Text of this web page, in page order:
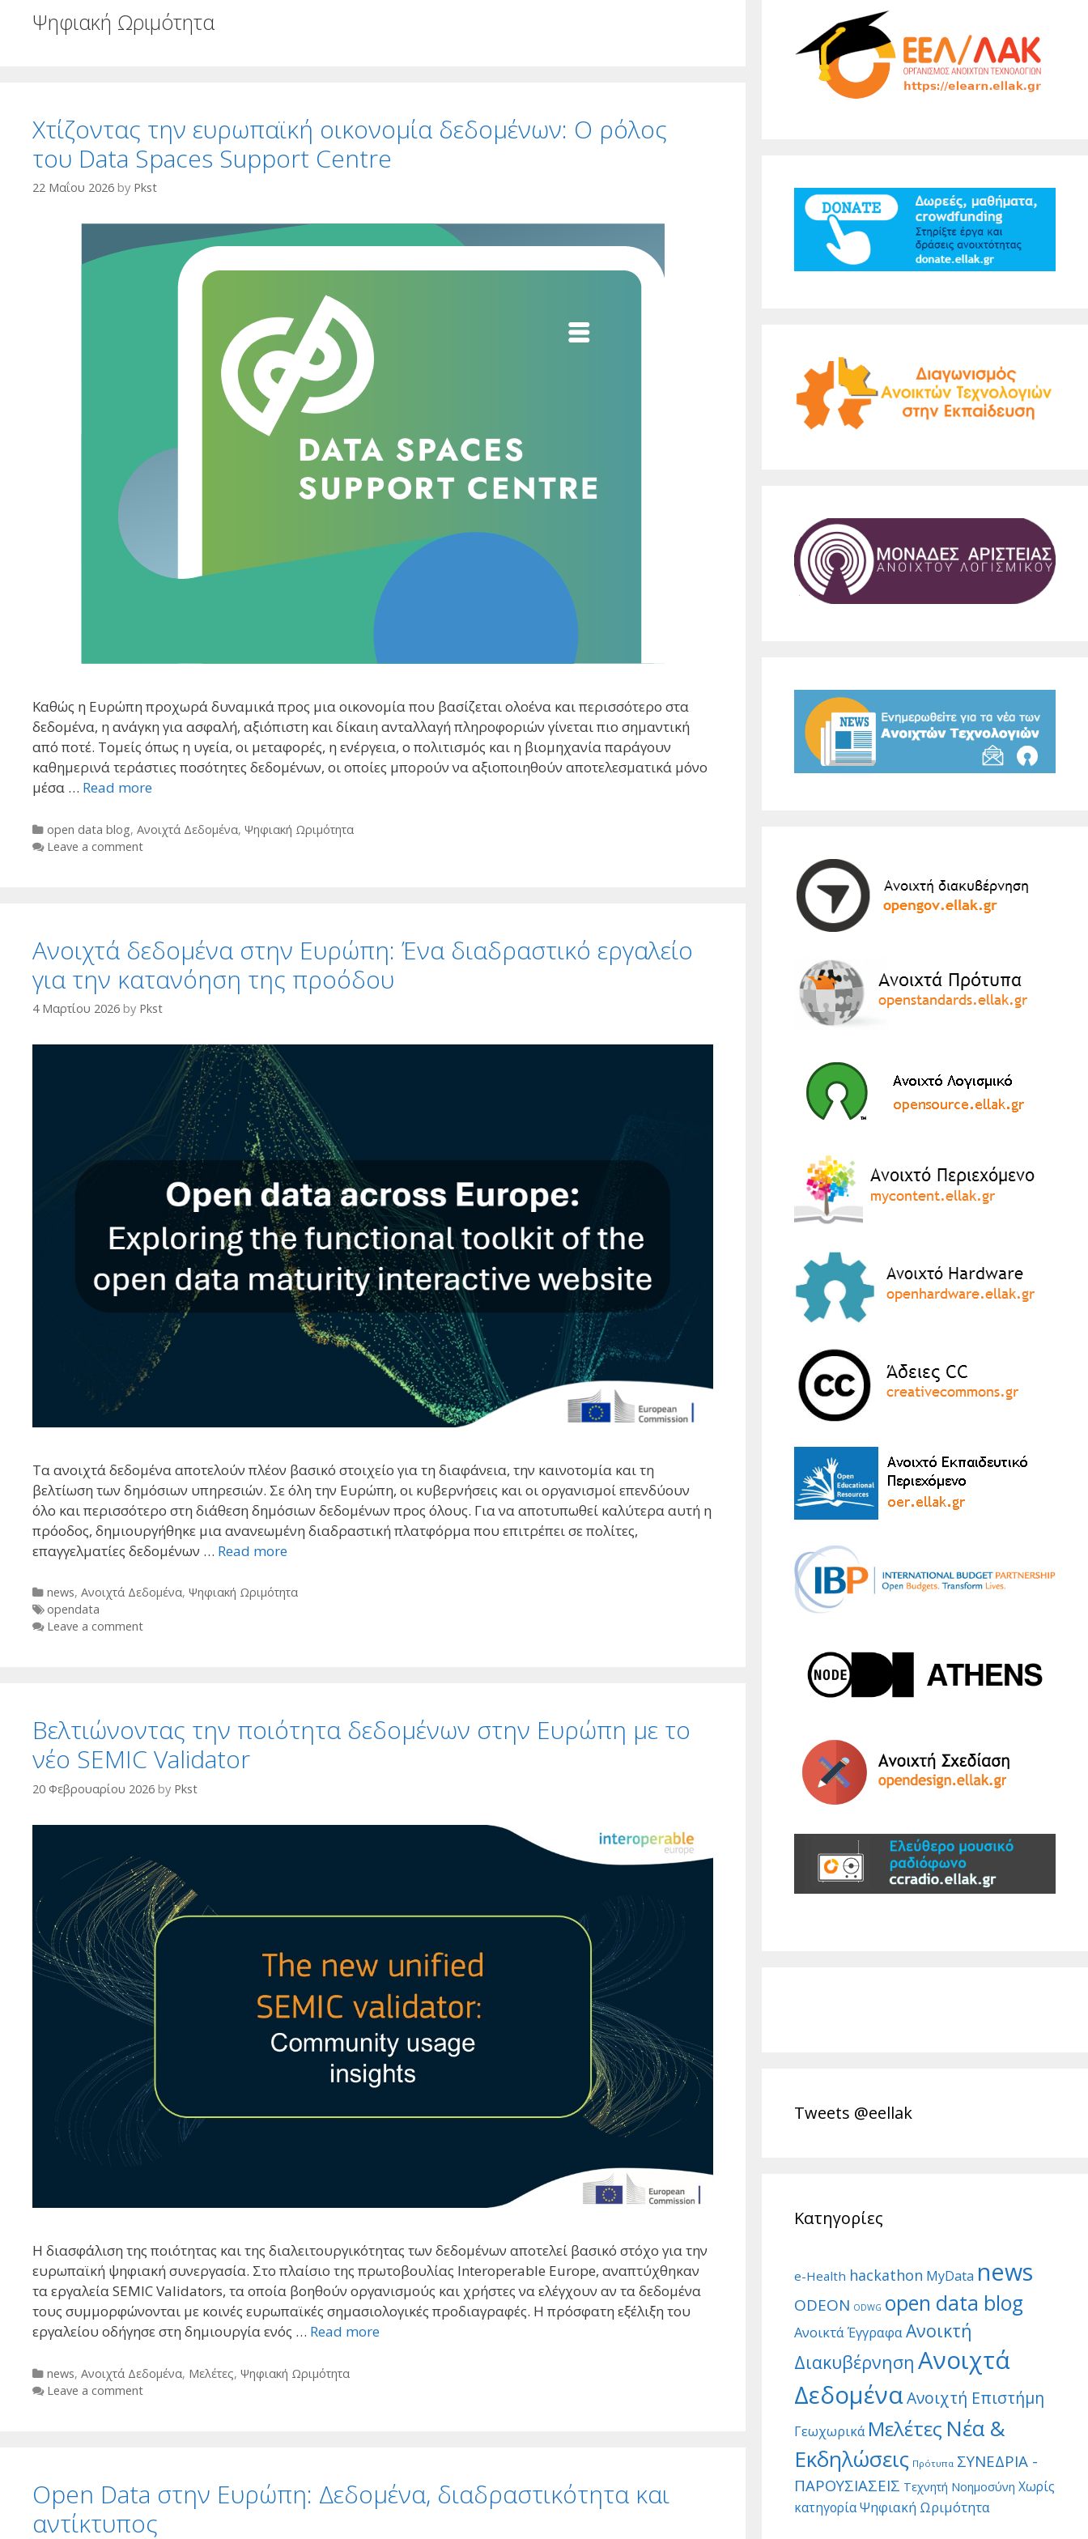
Ψηφιακή Ωριμότητα
Χτίζοντας την ευρωπαϊκή οικονομία δεδομένων: Ο ρόλος
του Data Spaces Support Centre
22 Μαΐου 2026 by Pkst
Καθώς η Ευρώπη προχωρά δυναμικά προς μια οικονομία που βασίζεται ολοένα και περισσότερο στα
δεδομένα, η ανάγκη για ασφαλή, αξιόπιστη και δίκαιη ανταλλαγή πληροφοριών γίνεται πιο σημαντική
από ποτέ. Τομείς όπως η υγεία, οι μεταφορές, η ενέργεια, ο πολιτισμός και η βιομηχανία παράγουν
καθημερινά τεράστιες ποσότητες δεδομένων, οι οποίες μπορούν να αξιοποιηθούν αποτελεσματικά μόνο
μέσα … Read more
Categories
open data blog, Ανοιχτά Δεδομένα, Ψηφιακή Ωριμότητα
Leave a comment
Ανοιχτά δεδομένα στην Ευρώπη: Ένα διαδραστικό εργαλείο
για την κατανόηση της προόδου
4 Μαρτίου 2026 by Pkst
Τα ανοιχτά δεδομένα αποτελούν πλέον βασικό στοιχείο για τη διαφάνεια, την καινοτομία και τη
βελτίωση των δημόσιων υπηρεσιών. Σε όλη την Ευρώπη, οι κυβερνήσεις και οι οργανισμοί επενδύουν
όλο και περισσότερο στη διάθεση δημόσιων δεδομένων προς όλους. Για να αποτυπωθεί καλύτερα αυτή η
πρόοδος, δημιουργήθηκε μια ανανεωμένη διαδραστική πλατφόρμα που επιτρέπει σε πολίτες,
επαγγελματίες δεδομένων … Read more
Categories
news, Ανοιχτά Δεδομένα, Ψηφιακή Ωριμότητα
Tags
opendata
Leave a comment
Βελτιώνοντας την ποιότητα δεδομένων στην Ευρώπη με το
νέο SEMIC Validator
20 Φεβρουαρίου 2026 by Pkst
Η διασφάλιση της ποιότητας και της διαλειτουργικότητας των δεδομένων αποτελεί βασικό στόχο για την
ευρωπαϊκή ψηφιακή συνεργασία. Στο πλαίσιο της πρωτοβουλίας Interoperable Europe, αναπτύχθηκαν
τα εργαλεία SEMIC Validators, τα οποία βοηθούν οργανισμούς και χρήστες να ελέγχουν αν τα δεδομένα
τους συμμορφώνονται με κοινές ευρωπαϊκές σημασιολογικές προδιαγραφές. Η πρόσφατη εξέλιξη του
εργαλείου οδήγησε στη δημιουργία ενός … Read more
Categories
news, Ανοιχτά Δεδομένα, Μελέτες, Ψηφιακή Ωριμότητα
Leave a comment
Open Data στην Ευρώπη: Δεδομένα, διαδραστικότητα και
αντίκτυπος
Tweets @eellak
Κατηγορίες
e-Health hackathon MyData news
ODEON ODWG open data blog
Ανοικτά ΈγγραφαΑνοικτή
Διακυβέρνηση Ανοιχτά
ΔεδομέναΑνοιχτή Επιστήμη
Γεωχωρικά Μελέτες Νέα &
Εκδηλώσεις Πρότυπα ΣΥΝΕΔΡΙΑ -
ΠΑΡΟΥΣΙΑΣΕΙΣ Τεχνητή Νοημοσύνη Χωρίς
κατηγορίαΨηφιακή Ωριμότητα